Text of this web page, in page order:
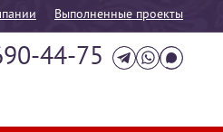
Выполненные проекты
44-75